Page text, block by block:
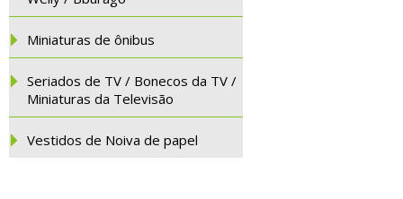
Miniaturas de ônibus
Seriados de TV / Bonecos da TV /
Miniaturas da Televisão
Vestidos de Noiva de papel